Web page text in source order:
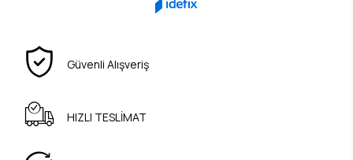
Güvenli Alışveriş
HIZLI TESLİMAT